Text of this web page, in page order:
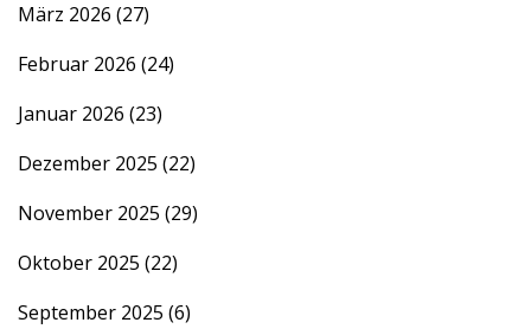
März 2026 (27)
Februar 2026 (24)
Januar 2026 (23)
Dezember 2025 (22)
November 2025 (29)
Oktober 2025 (22)
September 2025 (6)